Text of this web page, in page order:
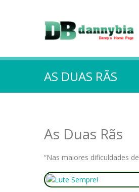
AS DUAS RÃS
As Duas Rãs
“Nas maiores dificuldades